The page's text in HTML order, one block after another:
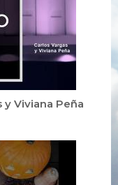
y Viviana Peña